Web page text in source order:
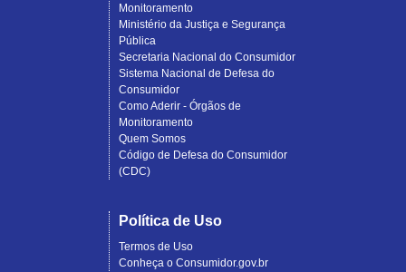
Monitoramento
Ministério da Justiça e Segurança
Pública
Secretaria Nacional do Consumidor
Sistema Nacional de Defesa do
Consumidor
Como Aderir - Órgãos de
Monitoramento
Quem Somos
Código de Defesa do Consumidor
(CDC)
Política de Uso
Termos de Uso
Conheça o Consumidor.gov.br